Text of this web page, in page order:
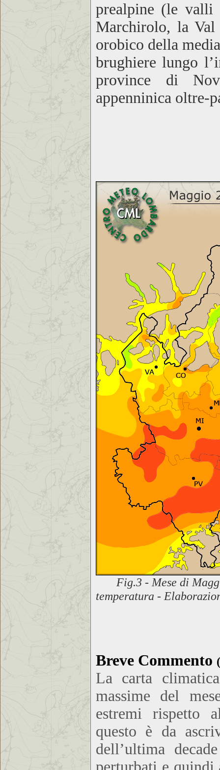
prealpine (le valli
Marchirolo, la Val
orobico della
brughiere lungo
province di
appenninica oltre-
Fig.3 - Mese di
temperatura -
Breve Commento
La carta
massime del
estremi rispetto
questo è da
dell’ultima